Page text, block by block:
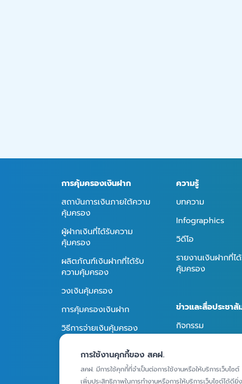
การคุ้มครองเงินฝาก
สถาบันการเงินภายใต้ความ
คุ้มครอง
ผู้ฝากเงินที่ได้รับความ
คุ้มครอง
ผลิตภัณฑ์เงินฝากที่ได้รับ
ความคุ้มครอง
วงเงินคุ้มครอง
การคุ้มครองเงินฝาก
วิธีการจ่ายเงินคุ้มครอง
ถาม - ตอบ
ความรู้
บทความ
Infographics
วิดีโอ
รายงานเงินฝากที่ไ
คุ้มครอง
ข่าวและสื่อประชา
กิจกรรม
สื่อประชาสัมพันธ์
การใช้งานคุกกี้ของ สคฝ.
สคฝ. มีการใช้คุกกี้ที่จำเป็นต่อการใช้งานหรือให้บริการเว็บไ
เพิ่มประสิทธิภาพในการทำงานหรือการให้บริการเว็บไซต์ได้